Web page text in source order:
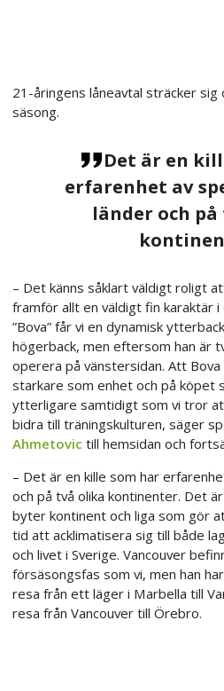
21-åringens låneavtal sträcker sig
säsong.
Det är en
erfarenhet av
länder och
– Det känns såklart väldigt roligt
framför allt en väldigt fin karaktär i
”Bova” får vi en dynamisk
högerback, men eftersom han är
operera på vänstersidan. Att
starkare som enhet och på köpet
ytterligare samtidigt som vi tror
bidra till träningskulturen, säger
Ahmetovic till hemsidan och
– Det är en kille som har
och på två olika kontinenter. Det
byter kontinent och liga som gör
tid att acklimatisera sig till både
och livet i Sverige. Vancouver
försäsongsfas som vi, men han
resa från ett läger i Marbella till
resa från Vancouver till Örebro.